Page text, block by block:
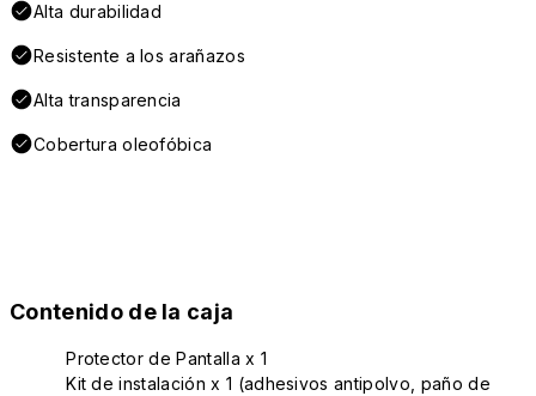
Alta durabilidad
Resistente a los arañazos
Alta transparencia
Cobertura oleofóbica
Contenido de la caja
Protector de Pantalla x 1
Kit de instalación x 1 (adhesivos antipolvo, paño de